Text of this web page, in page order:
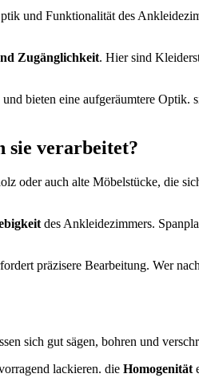
und Funktionalität des
Zugänglichkeit. Hier sind
bieten eine aufgeräumtere
sie verarbeitet?
oder auch alte Möbelstücke, die
des Ankleidezimmers.
präzisere Bearbeitung. Wer
sich gut sägen, bohren und
lackieren. die Homogenität